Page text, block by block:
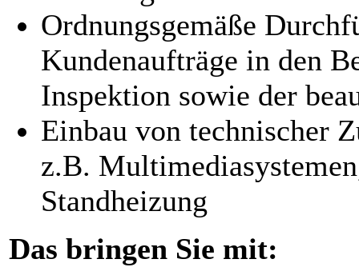
Ordnungsgemäße
Kundenaufträge in den
Inspektion sowie der
Einbau von technischer
z.B.
Standheizung
Das bringen Sie mit: